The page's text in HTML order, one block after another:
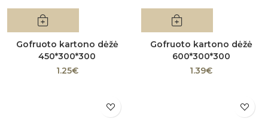
Gofruoto kartono dėžė
450*300*300
1.25€
Gofruoto kartono dėžė
600*300*300
1.39€